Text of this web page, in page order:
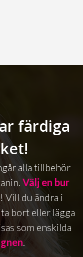
färdiga
alla tillbehör
Välj en bur
Vill du ändra i
bort eller lägga
som enskilda